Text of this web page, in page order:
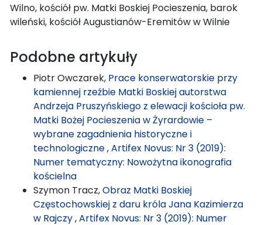
Wilno, kościół pw. Matki Boskiej Pocieszenia, barok
wileński, kościół Augustianów-Eremitów w Wilnie
Podobne artykuły
Piotr Owczarek, Prace konserwatorskie przy
kamiennej rzeźbie Matki Boskiej autorstwa
Andrzeja Pruszyńskiego z elewacji kościoła pw.
Matki Bożej Pocieszenia w Żyrardowie –
wybrane zagadnienia historyczne i
technologiczne,Artifex Novus: Nr 3 (2019):
Numer tematyczny: Nowożytna ikonografia
kościelna
Szymon Tracz,Obraz Matki Boskiej
Częstochowskiej z daru króla Jana Kazimierza
w Rajczy,Artifex Novus: Nr 3 (2019): Numer